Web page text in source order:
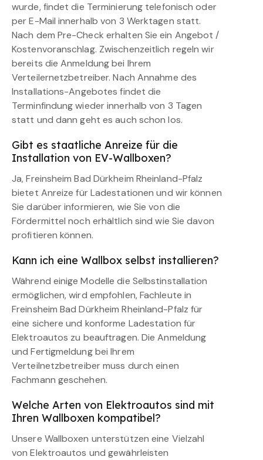
wurde, findet die Terminierung telefonisch oder
per E-Mail innerhalb von 3 Werktagen statt.
Nach dem Pre-Check erhalten Sie ein Angebot /
Kostenvoranschlag. Zwischenzeitlich regeln wir
bereits die Anmeldung bei Ihrem
Verteilernetzbetreiber. Nach Annahme des
Installations-Angebotes findet die
Terminfindung wieder innerhalb von 3 Tagen
statt und dann geht es auch schon los.
Gibt es staatliche Anreize für die
Installation von EV-Wallboxen?
Ja, Freinsheim Bad Dürkheim Rheinland-Pfalz
bietet Anreize für Ladestationen und wir können
Sie darüber informieren, wie Sie von die
Fördermittel noch erhältlich sind wie Sie davon
profitieren können.
Kann ich eine Wallbox selbst installieren?
Während einige Modelle die Selbstinstallation
ermöglichen, wird empfohlen, Fachleute in
Freinsheim Bad Dürkheim Rheinland-Pfalz für
eine sichere und konforme Ladestation für
Elektroautos zu beauftragen. Die Anmeldung
und Fertigmeldung bei Ihrem
Verteilnetzbetreiber muss durch einen
Fachmann geschehen.
Welche Arten von Elektroautos sind mit
Ihren Wallboxen kompatibel?
Unsere Wallboxen unterstützen eine Vielzahl
von Elektroautos und gewährleisten